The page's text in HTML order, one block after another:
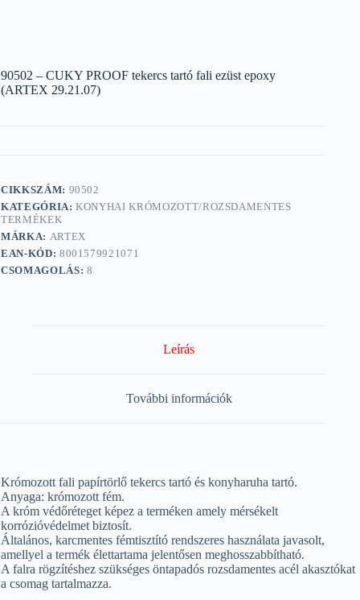
90502 – CUKY PROOF tekercs tartó fali ezüst epoxy
(ARTEX 29.21.07)
CIKKSZÁM: 90502
KATEGÓRIA:KONYHAI KRÓMOZOTT/ROZSDAMENTES
TERMÉKEK
MÁRKA: ARTEX
EAN-KÓD: 8001579921071
CSOMAGOLÁS: 8
Leírás
További információk
Krómozott fali papírtörlő tekercs tartó és konyharuha tartó.
Anyaga: krómozott fém.
A króm védőréteget képez a terméken amely mérsékelt
korrózióvédelmet biztosít.
Általános, karcmentes fémtisztító rendszeres használata javasolt,
amellyel a termék élettartama jelentősen meghosszabbítható.
A falra rögzítéshez szükséges öntapadós rozsdamentes acél akasztókat
a csomag tartalmazza.